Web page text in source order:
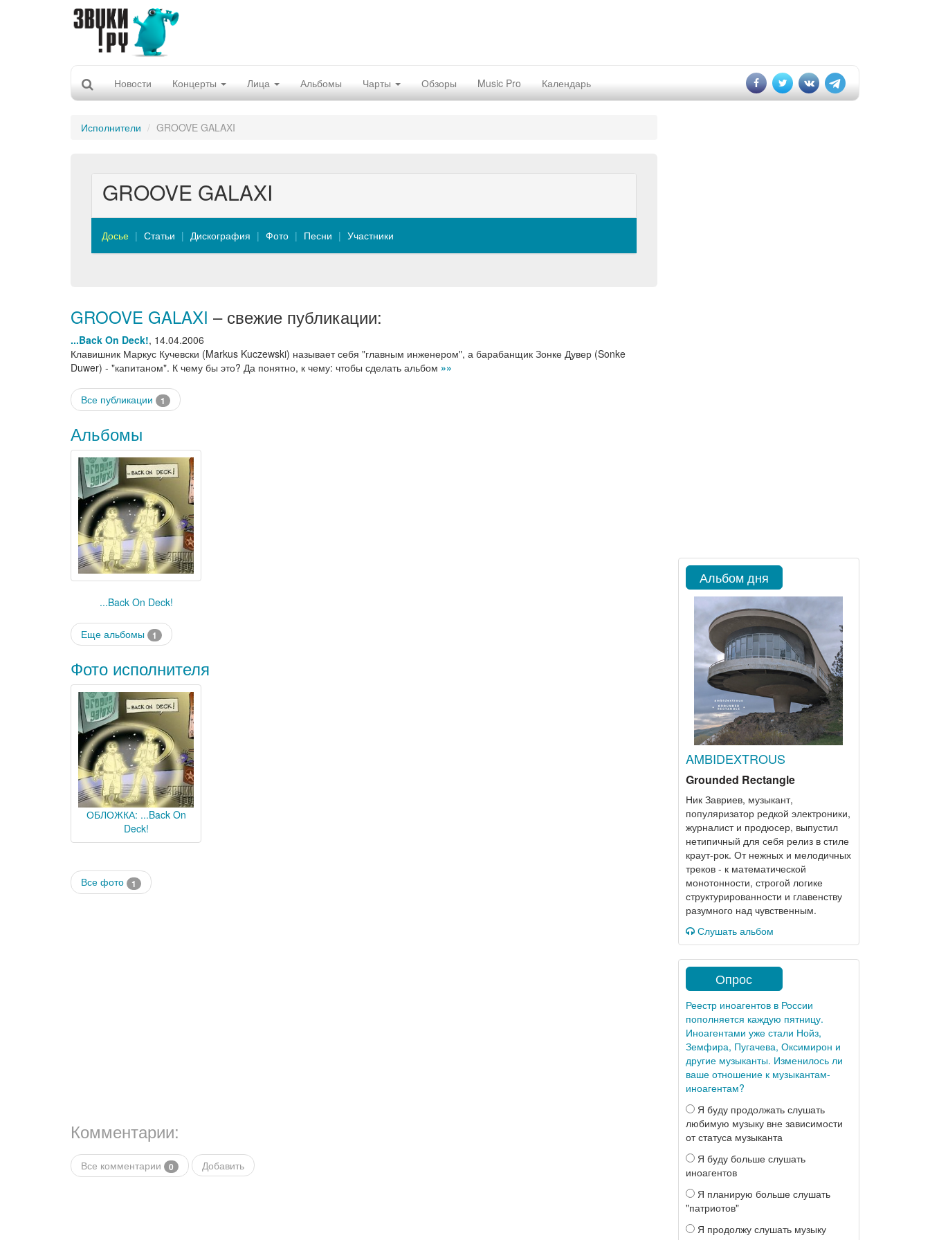
Новости Концерты Лица Альбомы Чарты Обзоры Music Pro Календарь
Исполнители GROOVE GALAXI
GROOVE GALAXI
Досье Статьи Дискография Фото Песни Участники
GROOVE GALAXI – свежие публикации:
...Back On Deck!, 14.04.2006
Клавишник Маркус Кучевски (Markus Kuczewski) называет себя "главным инженером", а барабанщик Зонке Дувер (Sonke
Duwer) - "капитаном". К чему бы это? Да понятно, к чему: чтобы сделать альбом »»
Все публикации 1
Альбомы
...Back On Deck!
Еще альбомы 1
Фото исполнителя
ОБЛОЖКА: ...Back On
Deck!
Все фото 1
Комментарии:
Все комментарии 0 Добавить
Альбом дня
AMBIDEXTROUS
Grounded Rectangle
Ник Завриев, музыкант,
популяризатор редкой электроники,
журналист и продюсер, выпустил
нетипичный для себя релиз в стиле
краут-рок. От нежных и мелодичных
треков - к математической
монотонности, строгой логике
структурированности и главенству
разумного над чувственным.
Слушать альбом
Опрос
Реестр иноагентов в России
пополняется каждую пятницу.
Иноагентами уже стали Нойз,
Земфира, Пугачева, Оксимирон и
другие музыканты. Изменилось ли
ваше отношение к музыкантам-
иноагентам?
Я буду продолжать слушать
любимую музыку вне зависимости
от статуса музыканта
Я буду больше слушать
иноагентов
Я планирую больше слушать
"патриотов"
Я продолжу слушать музыку